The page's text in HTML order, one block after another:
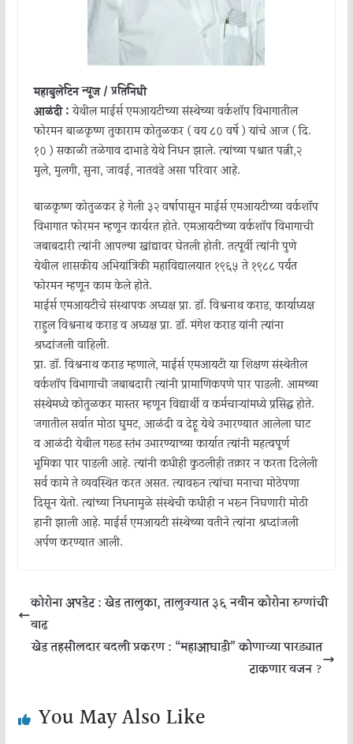
महाबुलेटिन न्यूज / प्रतिनिधी
आळंदी :येथील माईर्स एमआयटीच्या संस्थेच्या वर्कशॉप विभागातील
फोरमन बाळकृष्ण तुकाराम कोतुळकर ( वय ८० वर्षे ) यांचे आज ( दि.
१० ) सकाळी तळेगाव दाभाडे येथे निधन झाले. त्यांच्या पश्चात पत्नी,२
मुले, मुलगी, सुना, जावई, नातवंडे असा परिवार आहे.
बाळकृष्ण कोतुळकर हे गेली ३२ वर्षापासून माईर्स एमआयटीच्या वर्कशॉप
विभागात फोरमन म्हणून कार्यरत होते. एमआयटीच्या वर्कशॉप विभागाची
जबाबदारी त्यांनी आपल्या खांद्यावर घेतली होती. तत्पूर्वी त्यांनी पुणे
येथील शासकीय अभियांत्रिकी महाविद्यालयात १९६५ ते १९८८ पर्यंत
फोरमन म्हणून काम केले होते.
माईर्स एमआयटीचे संस्थापक अध्यक्ष प्रा. डॉ. विश्वनाथ कराड, कार्याध्यक्ष
राहुल विश्वनाथ कराड व अध्यक्ष प्रा. डॉ. मंगेश कराड यांनी त्यांना
श्रध्दांजली वाहिली.
प्रा. डॉ. विश्वनाथ कराड म्हणाले, माईर्स एमआयटी या शिक्षण संस्थेतील
वर्कशॉप विभागाची जबाबदारी त्यांनी प्रामाणिकपणे पार पाडली. आमच्या
संस्थेमध्ये कोतुळकर मास्तर म्हणून विद्यार्थी व कर्मचार्‍यांमध्ये प्रसिद्ध होते.
जगातील सर्वात मोठा घुमट, आळंदी व देहू येथे उभारण्यात आलेला घाट
व आळंदी येथील गरूड स्तंभ उभारण्याच्या कार्यात त्यांनी महत्वपूर्ण
भूमिका पार पाडली आहे. त्यांनी कधीही कुठलीही तक्रार न करता दिलेली
सर्व कामे ते व्यवस्थित करत असत. त्यावरून त्यांचा मनाचा मोठेपणा
दिसून येतो. त्यांच्या निधनामुळे संस्थेची कधीही न भरून निघणारी मोठी
हानी झाली आहे. माईर्स एमआयटी संस्थेच्या वतीने त्यांना श्रध्दांजली
अर्पण करण्यात आली.
कोरोना अपडेट : खेड तालुका, तालुक्यात ३६ नवीन कोरोना रुग्णांची
वाढ
खेड तहसीलदार बदली प्रकरण : “महाआघाडी” कोणाच्या पारड्यात
टाकणार वजन ?
You May Also Like